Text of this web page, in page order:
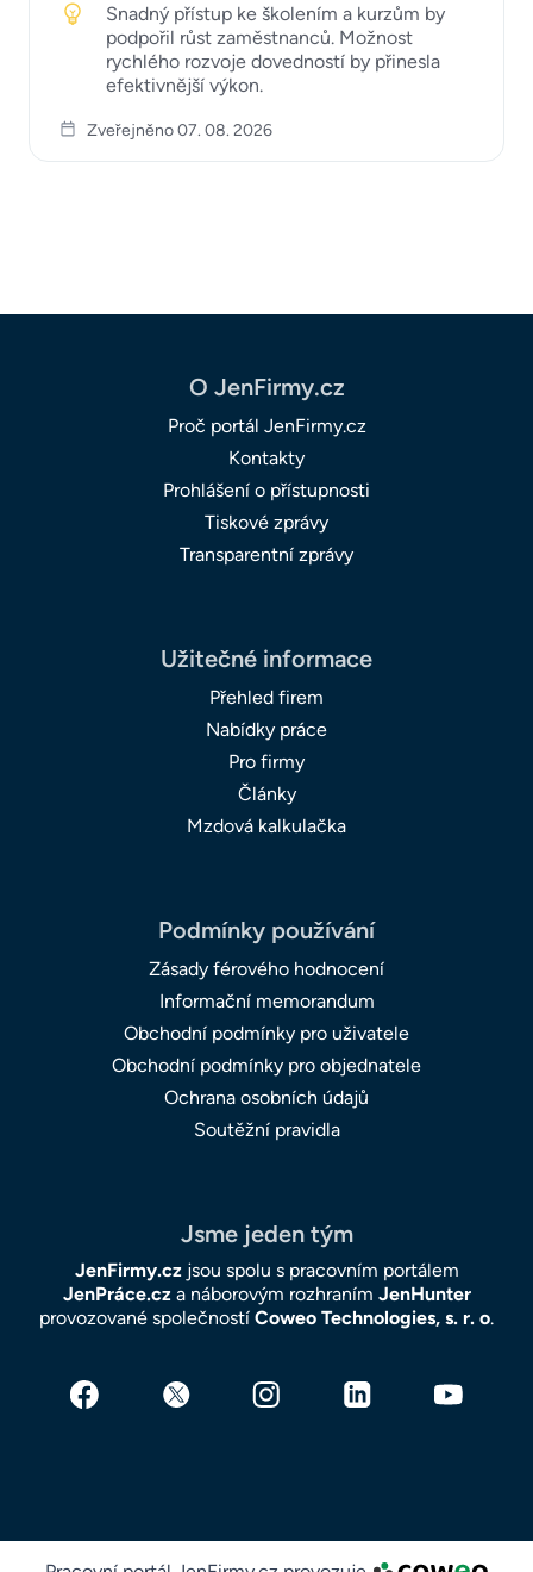
Snadný přístup ke školením a kurzům by
podpořil růst zaměstnanců. Možnost
rychlého rozvoje dovedností by přinesla
efektivnější výkon.
Zveřejněno 07. 08. 2026
O JenFirmy.cz
Proč portál JenFirmy.cz
Kontakty
Prohlášení o přístupnosti
Tiskové zprávy
Transparentní zprávy
Užitečné informace
Přehled firem
Nabídky práce
Pro firmy
Články
Mzdová kalkulačka
Podmínky používání
Zásady férového hodnocení
Informační memorandum
Obchodní podmínky pro uživatele
Obchodní podmínky pro objednatele
Ochrana osobních údajů
Soutěžní pravidla
Jsme jeden tým
JenFirmy.czjsou spolu s pracovním portálem
JenPráce.cza náborovým rozhraním JenHunter
provozované společností Coweo Technologies, s. r. o.